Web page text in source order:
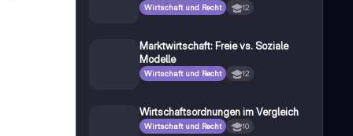
Wirtschaft und Recht 12
Marktwirtschaft: Freie vs. Soziale
Modelle
Wirtschaft und Recht 12
Wirtschaftsordnungen im Vergleich
Wirtschaft und Recht 10